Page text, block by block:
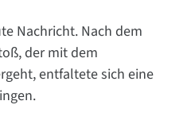
Nachricht. Nach dem
der mit dem
entfaltete sich eine